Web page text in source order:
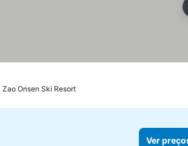
Onsen Ski Resort
Ver